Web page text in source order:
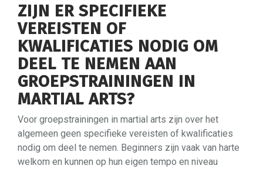
ZIJN ER SPECIFIEKE
VEREISTEN OF
KWALIFICATIES NODIG OM
DEEL TE NEMEN AAN
GROEPSTRAININGEN IN
MARTIAL ARTS?
Voor groepstrainingen in martial arts zijn over het
algemeen geen specifieke vereisten of kwalificaties
nodig om deel te nemen. Beginners zijn vaak van harte
welkom en kunnen op hun eigen tempo en niveau